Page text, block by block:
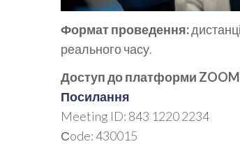
Формат проведення:
реального часу.
Доступ до платформи
Посилання
Meeting ID: 843 1220 2234
Сode: 430015